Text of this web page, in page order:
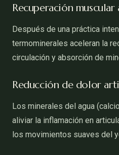
Recuperación muscular
Después de una práctica
termominerales aceleran la
circulación y absorción de
Reducción de dolor
Los minerales del agua
aliviar la inflamación en
los movimientos suaves del